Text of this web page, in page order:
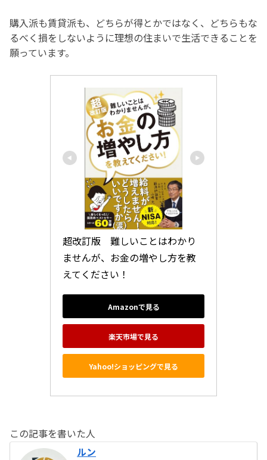
購入派も賃貸派も、どちらが得とかではなく、どちらもな
るべく損をしないように理想の住まいで生活できることを
願っています。
超改訂版　難しいことはわかり
ませんが、お金の増やし方を教
えてください！
Amazonで見る
楽天市場で見る
Yahoo!ショッピングで見る
この記事を書いた人
ルン